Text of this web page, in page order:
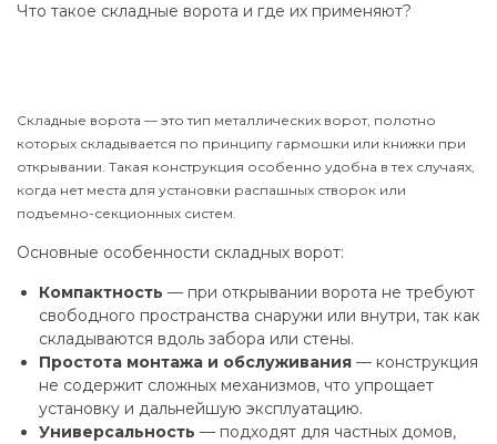
Что такое складные ворота и где их применяют?
Складные ворота — это тип металлических ворот, полотно
которых складывается по принципу гармошки или книжки при
открывании. Такая конструкция особенно удобна в тех случаях,
когда нет места для установки распашных створок или
подъемно-секционных систем.
Основные особенности складных ворот:
Компактность — при открывании ворота не требуют
свободного пространства снаружи или внутри, так как
складываются вдоль забора или стены.
Простота монтажа и обслуживания — конструкция
не содержит сложных механизмов, что упрощает
установку и дальнейшую эксплуатацию.
Универсальность — подходят для частных домов,